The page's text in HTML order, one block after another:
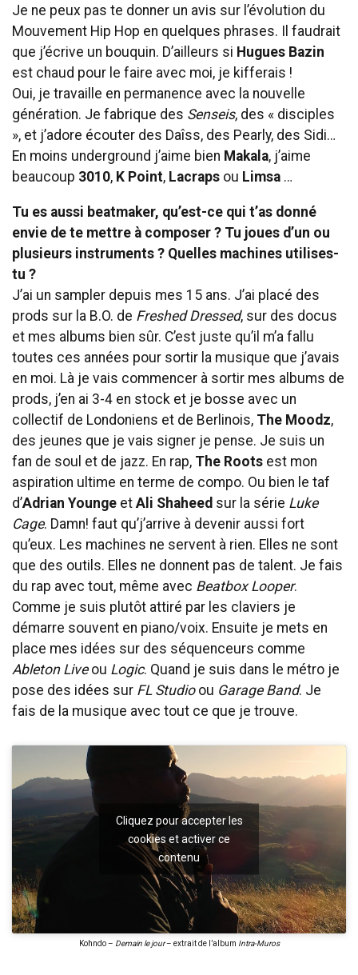
Je ne peux pas te donner un avis sur l’évolution du
Mouvement Hip Hop en quelques phrases. Il faudrait
que j’écrive un bouquin. D’ailleurs si Hugues Bazin
est chaud pour le faire avec moi, je kifferais !
Oui, je travaille en permanence avec la nouvelle
génération. Je fabrique des Senseis, des « disciples
», et j’adore écouter des Daîss, des Pearly, des Sidi…
En moins underground j’aime bien Makala, j’aime
beaucoup 3010, K Point, Lacraps ou Limsa …
Tu es aussi beatmaker, qu’est-ce qui t’as donné
envie de te mettre à composer ? Tu joues d’un ou
plusieurs instruments ? Quelles machines utilises-
tu ?
J’ai un sampler depuis mes 15 ans. J’ai placé des
prods sur la B.O. de Freshed Dressed, sur des docus
et mes albums bien sûr. C’est juste qu’il m’a fallu
toutes ces années pour sortir la musique que j’avais
en moi. Là je vais commencer à sortir mes albums de
prods, j’en ai 3-4 en stock et je bosse avec un
collectif de Londoniens et de Berlinois, The Moodz,
des jeunes que je vais signer je pense. Je suis un
fan de soul et de jazz. En rap, The Roots est mon
aspiration ultime en terme de compo. Ou bien le taf
d’Adrian Younge et Ali Shaheed sur la série Luke
Cage. Damn! faut qu’j’arrive à devenir aussi fort
qu’eux. Les machines ne servent à rien. Elles ne sont
que des outils. Elles ne donnent pas de talent. Je fais
du rap avec tout, même avec Beatbox Looper.
Comme je suis plutôt attiré par les claviers je
démarre souvent en piano/voix. Ensuite je mets en
place mes idées sur des séquenceurs comme
Ableton Liveou Logic. Quand je suis dans le métro je
pose des idées sur FL Studioou Garage Band. Je
fais de la musique avec tout ce que je trouve.
Cliquez pour accepter les
cookies et activer ce
contenu
Kohndo – Demain le jour– extrait de l’album Intra-Muros